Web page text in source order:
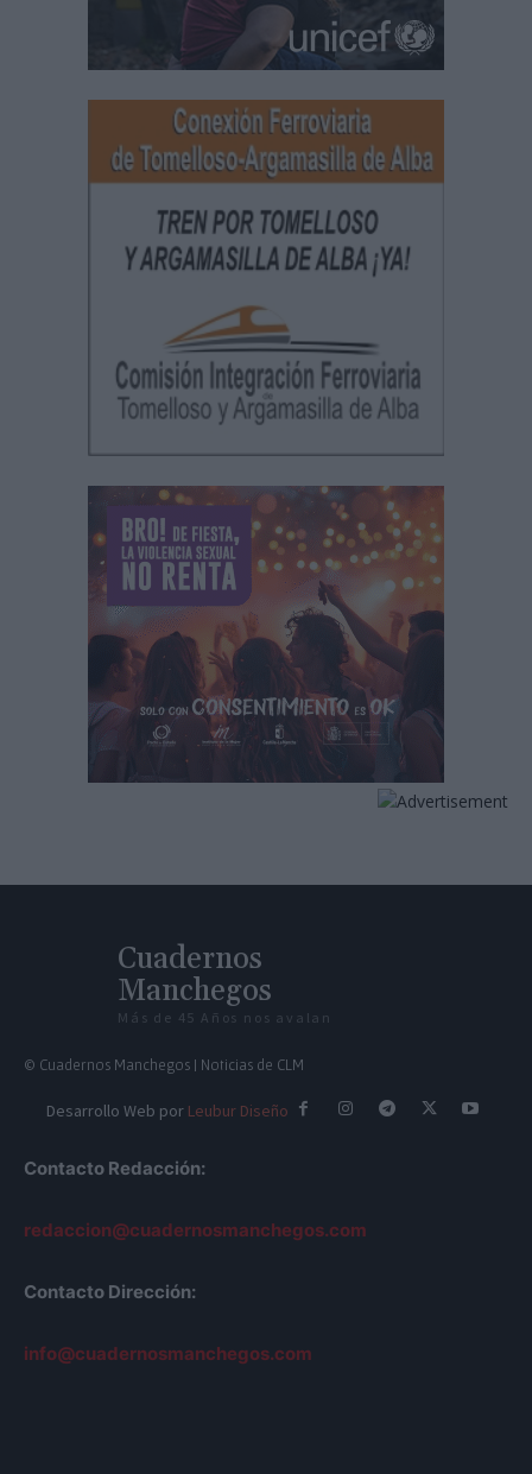
Cuadernos
Manchegos
Más de 45 Años nos avalan
© Cuadernos Manchegos | Noticias de CLM
Desarrollo Web por Leubur Diseño
Contacto Redacción:
redaccion@cuadernosmanchegos.com
Contacto Dirección:
info@cuadernosmanchegos.com